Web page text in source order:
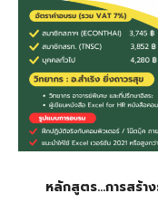
หลักสูตร…การสร้า